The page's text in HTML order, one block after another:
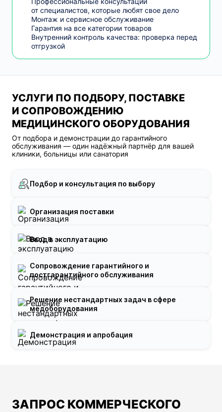
от специалистов, которые любят свое дело
Монтаж и сервисное обслуживание
Гарантия на все категории товаров
Внутренний контроль качества: проверка перед
отгрузкой
УСЛУГИ ПО ПОДБОРУ, ПОСТАВКЕ
И СОПРОВОЖДЕНИЮ
МЕДИЦИНСКОГО ОБОРУДОВАНИЯ
От подбора и демонстрации до гарантийного
обслуживания — один надёжный партнёр для вашей
клиники, больницы или санатория
Подбор и консультация по выбору
Организация поставки
Ввод в эксплуатацию
Сопровождение гарантийного и
постгарантийного обслуживания
Решение нестандартных задач в сфере
медоборудования
Демонстрация и апробация
ЗАПРОС КОММЕРЧЕСКОГО